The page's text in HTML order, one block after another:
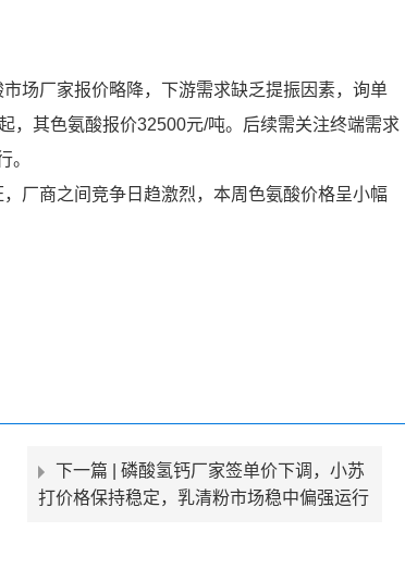
场厂家报价略降，下游需求缺乏提振因素，询单
，其色氨酸报价32500元/吨。后续需关注终端需求
。
厂商之间竞争日趋激烈，本周色氨酸价格呈小幅
下一篇 | 磷酸氢钙厂家签单价下调，小苏
打价格保持稳定，乳清粉市场稳中偏强运行